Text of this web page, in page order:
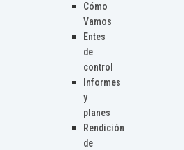
Cómo
Vamos
Entes
de
control
Informes
y
planes
Rendición
de